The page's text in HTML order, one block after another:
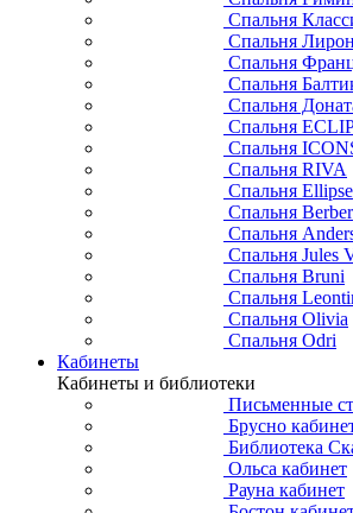
Спальня
Спальня
Спальня
Спальня
Спальня
Спальня
Спальня
Спальня RIVA
Спальня Ellipse
Спальня Berber
Спальня
Спальня Jules
Спальня Bruni
Спальня
Спальня Olivia
Спальня Odri
Кабинеты
Кабинеты и библиотеки
Письменные
Брусно
Библиотека
Ольса кабинет
Рауна кабинет